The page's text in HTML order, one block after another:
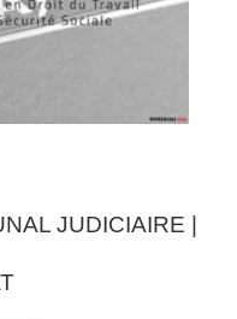
JUDICIAIRE |